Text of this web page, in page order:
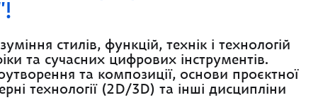
стилів, функцій, технік і технологій
та сучасних цифрових інструментів.
та композиції, основи проєктної
технології (2D/3D) та інші дисципліни